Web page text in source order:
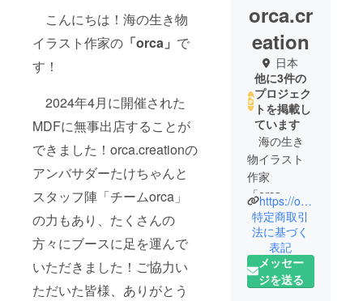
こんにちは！海の生き物
イラスト作家の 「orca」 で
す！
2024年4月に開催された
MDFに無事出店することが
できました！orca.creationの
アンバサダーたけちゃんと
スタッフ陣「チームorca」
の力もあり、たくさんの
方々にブースに足を運んで
いただきました！ご協力い
ただいた皆様、ありがとう
orca.cr
eation
日本
他に3件の
プロジェク
トを掲載し
ています
海の生き
物イラスト
作家
「orca」が
運営するオ
リジナル
グッズ
ショップ、
「orca.creati
https://orcacreation.stores.jp/
特定商取引
法に基づく
表記
メッセー
ジを送る